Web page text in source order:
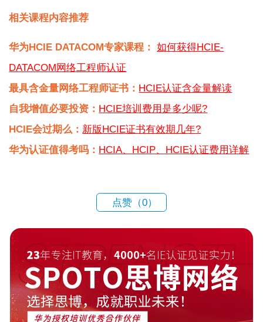
相关课程内容推荐
华为HCIE DATACOM专家课程：
如何获得HCIE-
DATACOM网络工程师认证
最具含金量网络工程师证书： HCIE认证含金量解读
自我增值必要投资： HCIE培训费用是多少呢?
HCIE会过期么： 新版HCIE证书有效期几年?
华为认证值得考吗： HCIA、HCIP、HCIE认证费用详解
点赞（0）